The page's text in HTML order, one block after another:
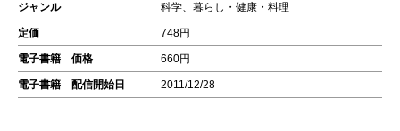
ジャンル 科学、暮らし・健康・料理
定価 748円
電子書籍 価格 660円
電子書籍 配信開始日 2011/12/28